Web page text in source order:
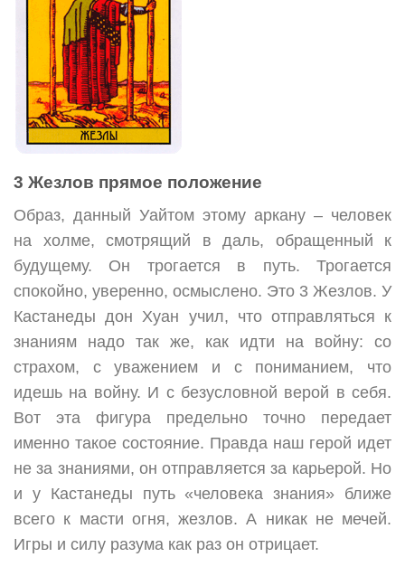
3 Жезлов прямое положение
Образ, данный Уайтом этому аркану – человек
на холме, смотрящий в даль, обращенный к
будущему. Он трогается в путь. Трогается
спокойно, уверенно, осмыслено. Это 3 Жезлов. У
Кастанеды дон Хуан учил, что отправляться к
знаниям надо так же, как идти на войну: со
страхом, с уважением и с пониманием, что
идешь на войну. И с безусловной верой в себя.
Вот эта фигура предельно точно передает
именно такое состояние. Правда наш герой идет
не за знаниями, он отправляется за карьерой. Но
и у Кастанеды путь «человека знания» ближе
всего к масти огня, жезлов. А никак не мечей.
Игры и силу разума как раз он отрицает.